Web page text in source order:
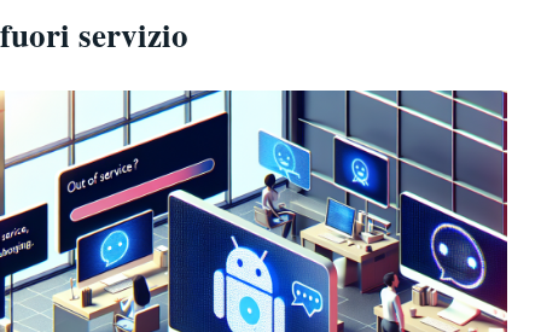
fuori servizio